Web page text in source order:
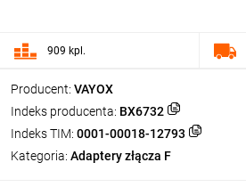
Producent: VAYOX
Indeks producenta: BX6732
Indeks TIM: 0001-00018-12793
Kategoria:
Adaptery złącza F
909 kpl.